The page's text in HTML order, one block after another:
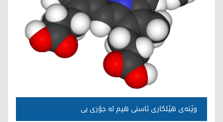
وێنه‌ی هێلكاری ئاسنی هیم له‌ جۆری بی